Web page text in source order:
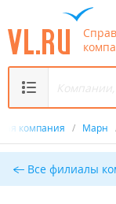
компания / Марн
Все филиалы